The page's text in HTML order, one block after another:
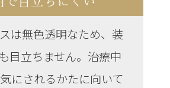
は無色透明なため、装
目立ちません。治療中
にされるかたに向いて